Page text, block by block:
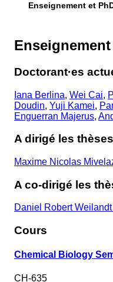
Enseignement et
Doctorant·es
Iana Berlina, Wei Cai,
Doudin, Yuji Kamei,
Enguerran Majerus,
A dirigé les
Maxime Nicolas
A co-dirigé les
Daniel Robert
Cours
Chemical Biology
CH-635